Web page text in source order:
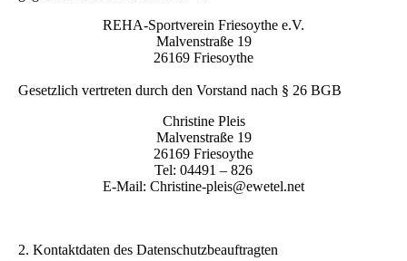
REHA-Sportverein Friesoythe e.V.
Malvenstraße 19
26169 Friesoythe
Gesetzlich vertreten durch den Vorstand nach § 26 BGB
Christine Pleis
Malvenstraße 19
26169 Friesoythe
Tel: 04491 – 826
E-Mail: Christine-pleis@ewetel.net
2. Kontaktdaten des Datenschutzbeauftragten